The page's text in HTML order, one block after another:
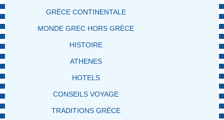
GRÈCE CONTINENTALE
MONDE GREC HORS GRÈCE
HISTOIRE
ATHENES
HOTELS
CONSEILS VOYAGE
TRADITIONS GRÈCE